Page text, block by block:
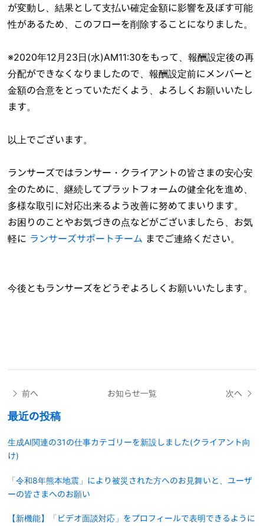
が変動し、結果として支払い確定金額に影響を及ぼす可能
性があるため、このフローを削除することになりました。
※2020年12月23日(水)AM11:30をもって、報酬設定後の再
分配ができなくなりましたので、報酬設定前にメンバーと
金額の合意をとっていただくよう、よろしくお願いいたし
ます。
以上でございます。
ランサーズではランサー・クライアントの皆さまの安心安
全のために、継続してプラットフォームの健全化を進め、
多様な取引に対応出来るよう改善に努めてまいります。
お困りのことやお気づきの点などがございましたら、お気
軽に ランサーズサポートチーム までご連絡ください。
今後ともランサーズをどうぞよろしくお願いいたします。
前へ お知らせ一覧 次へ
最近の投稿
生成AI関連の31の仕事カテゴリーを新設しました(クライアント向
け)
「令和8年熊本地震」により被災された方へのお見舞いと、ユーザ
ーの皆さまへのお願い
【新機能】「ビデオ面談対応」をプロフィールで表明できるように